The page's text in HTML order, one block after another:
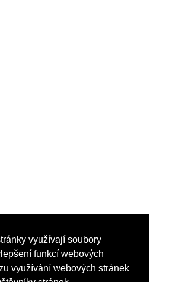
využívají soubory
funkcí webových
využívání webových stránek